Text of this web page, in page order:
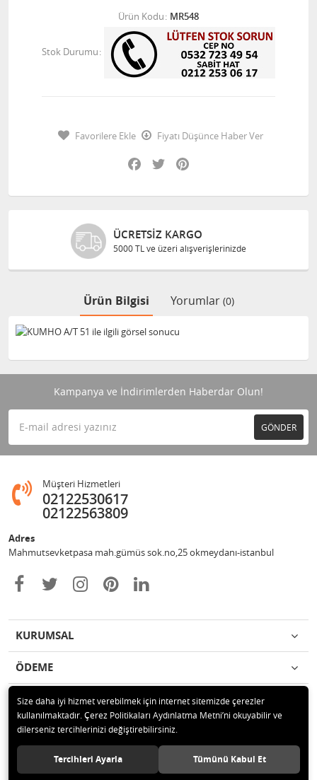
Ürün Kodu MR548
Stok Durumu
Favorilere Ekle
Fiyatı Düşünce Haber Ver
Facebook
Twitter
ÜCRETSIZ KARGO
5000 TL ve üzeri alışverişlerinizde
Ürün Bilgisi Yorumlar (0)
Kampanya ve İndirimlerden Haberdar Olun!
GÖNDER
Müşteri Hizmetleri
02122530617
02122563809
Adres
Mahmutsevketpasa mah.gümüs sok.no,25 okmeydanı-istanbul
KURUMSAL
ÖDEME
İLETİŞİM
© 2020 Metin otomotiv hizmet ve ticaret ltd.şti Tüm hakları saklıdır.
Size daha iyi hizmet verebilmek için internet sitemizde çerezler
kullanılmaktadır. Çerez Politikaları Aydınlatma Metni’ni okuyabilir ve
dilerseniz tercihlerinizi değiştirebilirsiniz.
Tercihleri Ayarla Tümünü Kabul Et